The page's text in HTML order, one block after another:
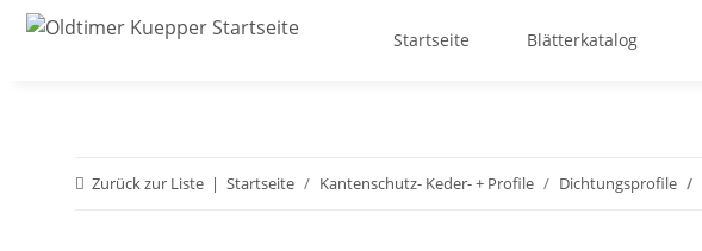
Startseite Blätterkatalog
Zurück zur Liste Startseite Kantenschutz- Keder- + Profile Dichtungsprofile